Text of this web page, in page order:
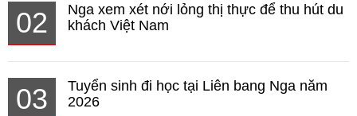
02
Nga xem xét nới lỏng thị thực để thu hút du
khách Việt Nam
03
Tuyển sinh đi học tại Liên bang Nga năm
2026